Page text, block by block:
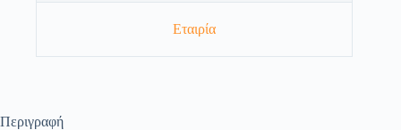
Εταιρία
Περιγραφή